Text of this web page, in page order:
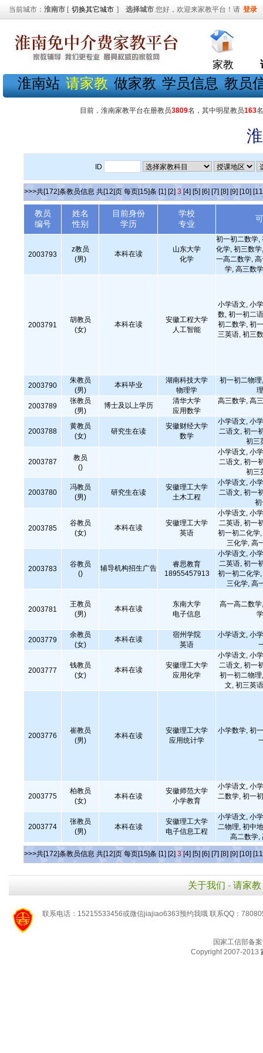
当前城市： 淮南市 [ 切换其它城市 ] 选择城市 您好，欢迎来家教平台！请 登录
家教
淮南站 请家教 做家教 学员信息 教员
目前，淮南家教平台在册教员3809名，其中明星教员163
ID
>>>共[172]条教员信息 共[12]页 每页[15]条 [1] [2] 3 [4] [5] [6] [7] [8] [9] [10]
教员
编号
姓名
性别
目前身份
学历
学校
专业
2003793
z教员
(男)
本科在读
山东大学
化学
初一初二数学,
化学, 初三数
一高二数学,
学, 高三数
2003791
胡教员
(女)
本科在读
安徽工程大学
人工智能
小学语文, 小
数, 初一初二
初二数学, 初
三英语, 初三
2003790
朱教员
(男)
本科毕业
湖南科技大学
物理学
初一初二物
2003789
张教员
(男)
博士及以上学历
清华大学
应用数学
高三数学, 高
2003788
黄教员
(女)
研究生在读
安徽财经大学
数学
小学语文, 小
二语文, 初一
初三
2003787
教员
()
小学语文, 小
二语文, 初一
初三
2003780
冯教员
(男)
研究生在读
安徽理工大学
土木工程
小学语文, 小
二语文, 初一
2003785
谷教员
(女)
本科在读
安徽理工大学
英语
小学语文, 小
二英语, 初一
初一初二化学
三化学, 高
2003783
谷教员
()
辅导机构招生广告
睿思教育
18955457913
小学语文, 小
二英语, 初一
初一初二化学
三化学, 高
2003781
王教员
(男)
本科在读
东南大学
电子信息
高一高二数
2003779
余教员
(女)
本科在读
宿州学院
英语
小学语文, 小
2003777
钱教员
(女)
本科在读
安徽理工大学
应用化学
小学语文, 小
二语文, 初一
初一初二物
文, 初三英
2003776
崔教员
(男)
本科在读
安徽理工大学
应用统计学
小学数学, 初
2003775
柏教员
(女)
本科在读
安徽师范大学
小学教育
小学语文, 小
二数学, 初一
2003774
张教员
(男)
本科在读
安徽理工大学
电子信息工程
小学语文, 小
二物理, 初中
高二数学,
>>>共[172]条教员信息 共[12]页 每页[15]条 [1] [2] 3 [4] [5] [6] [7] [8] [9] [10]
关于我们 - 请家教
联系电话：15215533456或微信jiajiao6363预约我哦 联系QQ：
国家工信部备
Copyright 2007-2013